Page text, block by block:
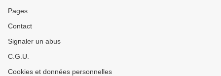
Pages
Contact
Signaler un abus
C.G.U.
Cookies et données personnelles